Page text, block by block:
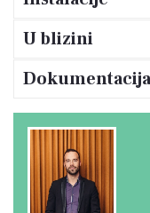
U blizini
Dokumentacija